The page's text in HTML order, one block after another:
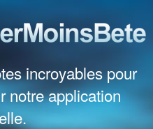
incroyables pour
notre application